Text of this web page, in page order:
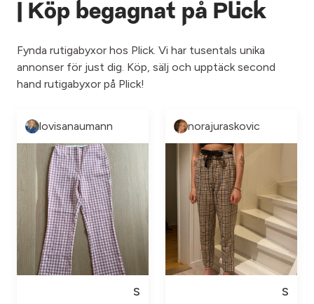
| Köp begagnat på Plick
Fynda rutigabyxor hos Plick. Vi har tusentals unika
annonser för just dig. Köp, sälj och upptäck second
hand rutigabyxor på Plick!
lovisanaumann
S
norajuraskovic
S